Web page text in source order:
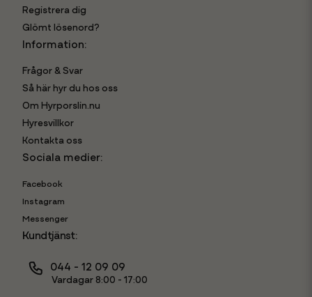
Registrera dig
Glömt lösenord?
Information:
Frågor & Svar
Så här hyr du hos oss
Om Hyrporslin.nu
Hyresvillkor
Kontakta oss
Sociala medier:
Facebook
Instagram
Messenger
Kundtjänst:
044 - 12 09 09
Vardagar 8:00 - 17:00